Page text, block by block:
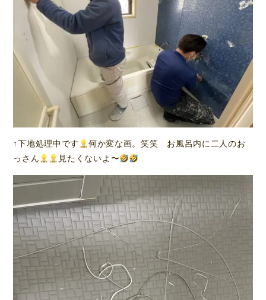
↑下地処理中です
何か変な画。笑笑 お風呂内に二人のお
っさん
見たくないよ〜